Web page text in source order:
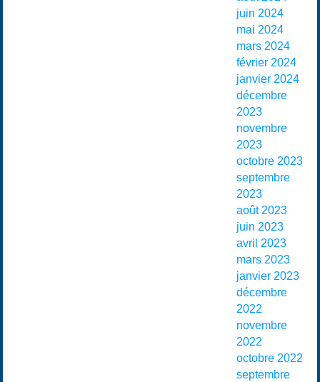
juin 2024
mai 2024
mars 2024
février 2024
janvier 2024
décembre
2023
novembre
2023
octobre 2023
septembre
2023
août 2023
juin 2023
avril 2023
mars 2023
janvier 2023
décembre
2022
novembre
2022
octobre 2022
septembre